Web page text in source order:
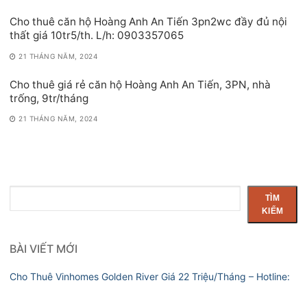
Cho thuê căn hộ Hoàng Anh An Tiến 3pn2wc đầy đủ nội
thất giá 10tr5/th. L/h: 0903357065
21 THÁNG NĂM, 2024
Cho thuê giá rẻ căn hộ Hoàng Anh An Tiến, 3PN, nhà
trống, 9tr/tháng
21 THÁNG NĂM, 2024
kiếm
TÌM
KIẾM
BÀI VIẾT MỚI
Cho Thuê Vinhomes Golden River Giá 22 Triệu/Tháng – Hotline: